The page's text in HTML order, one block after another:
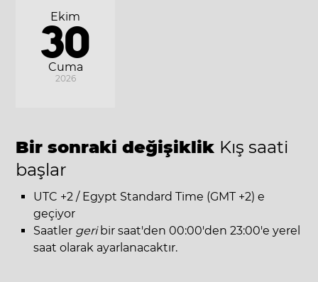
Cuma
Ekim
30
2026
Bir sonraki değişiklik Kış saati
başlar
UTC +2 / Egypt Standard Time (GMT +2) e
geçiyor
Saatler geribir saat'den 00:00'den 23:00'e yerel
saat olarak ayarlanacaktır.